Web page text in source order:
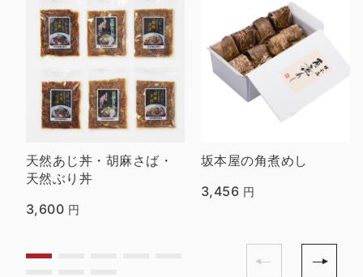
天然あじ丼・胡麻さば・
天然ぶり丼
3,600 円
坂本屋の角煮めし
3,456 円